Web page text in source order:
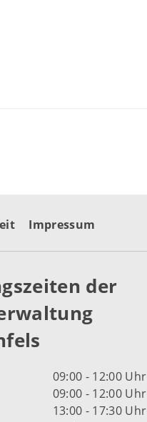
Impressum
der
09:00 - 12:00 Uhr
09:00 - 12:00 Uhr
13:00 - 17:30 Uhr